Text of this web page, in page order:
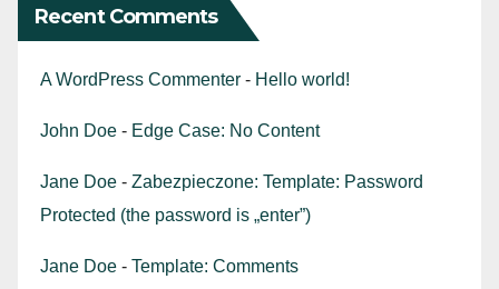
Recent Comments
A WordPress Commenter - Hello world!
John Doe - Edge Case: No Content
Jane Doe - Zabezpieczone: Template: Password
Protected (the password is „enter”)
Jane Doe - Template: Comments